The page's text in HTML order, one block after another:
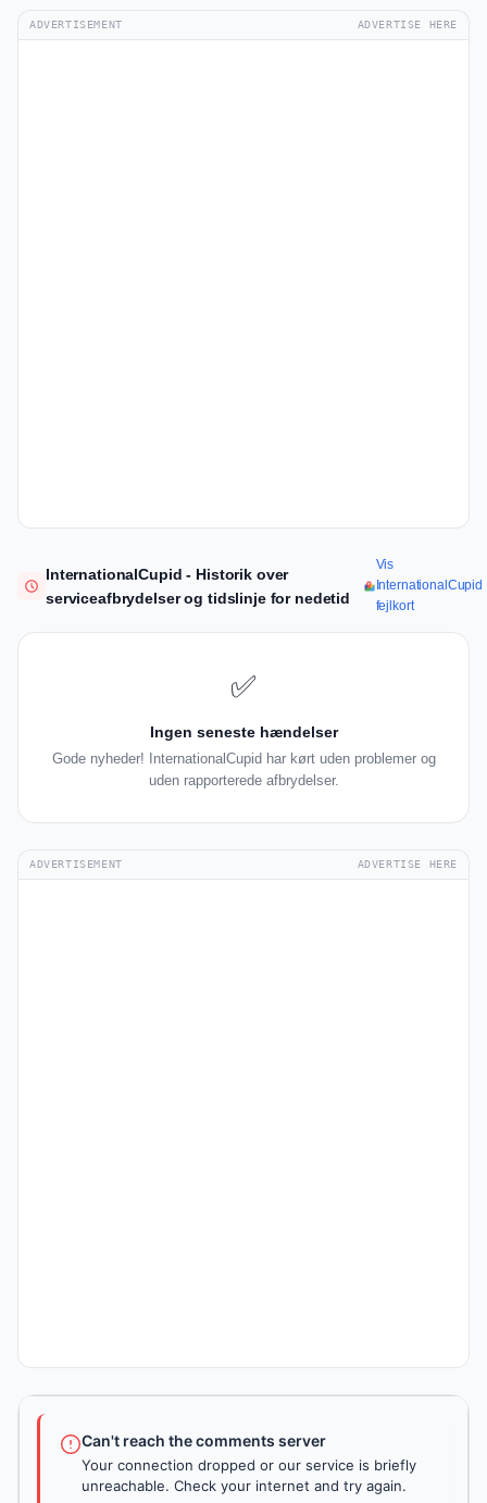
ADVERTISEMENT ADVERTISE HERE
InternationalCupid - Historik over
serviceafbrydelser og tidslinje for nedetid
Vis
InternationalCupid
fejlkort
✅
Ingen seneste hændelser
Gode nyheder! InternationalCupid har kørt uden problemer og
uden rapporterede afbrydelser.
ADVERTISEMENT ADVERTISE HERE
Can't reach the comments server
Your connection dropped or our service is briefly
unreachable. Check your internet and try again.